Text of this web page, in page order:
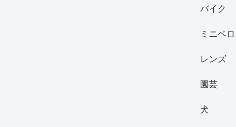
バイク
ミニベロ
レンズ
園芸
犬